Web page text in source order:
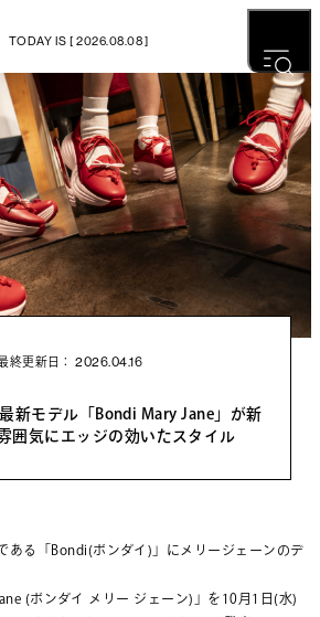
TODAY IS [ 2026.08.08 ]
終更新日： 2026.04.16
新モデル「Bondi Mary Jane」が新
囲気にエッジの効いたスタイル
ある「Bondi(ボンダイ)」にメリージェーンのデ
(ボンダイ メリー ジェーン)」を10月1日(水)